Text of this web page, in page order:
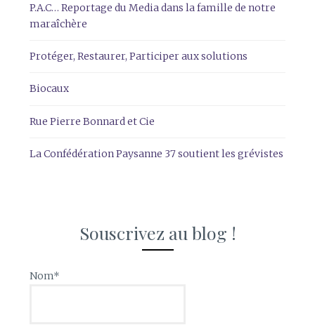
P.A.C… Reportage du Media dans la famille de notre
maraîchère
Protéger, Restaurer, Participer aux solutions
Biocaux
Rue Pierre Bonnard et Cie
La Confédération Paysanne 37 soutient les grévistes
Souscrivez au blog !
Nom*